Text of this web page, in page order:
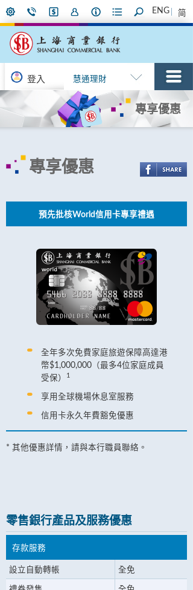
ENG 简
登入 慧通理財
專享優惠
專享優惠
預先批核World信用卡專享禮遇
全年多次免費家庭旅遊保障高達港
幣$1,000,000（最多4位家庭成員
受保）
1
享用全球機場休息室服務
信用卡永久年費豁免優惠
* 其他優惠詳情，請與本行職員聯絡。
零售銀行產品及服務優惠
存款服務
設立自動轉帳 全免